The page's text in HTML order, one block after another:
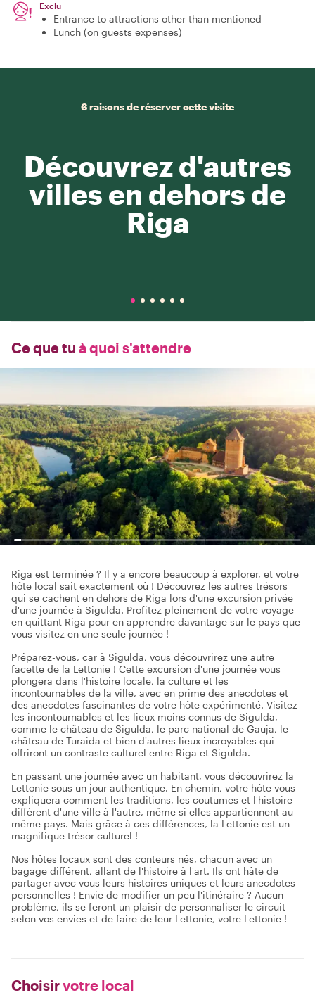
Exclu
Entrance to attractions other than mentioned
Lunch (on guests expenses)
6 raisons de réserver cette visite
Découvrez d'autres
villes en dehors de
Riga
Ce que tu à quoi s'attendre
Riga est terminée ? Il y a encore beaucoup à explorer, et votre
hôte local sait exactement où ! Découvrez les autres trésors
qui se cachent en dehors de Riga lors d'une excursion privée
d'une journée à Sigulda. Profitez pleinement de votre voyage
en quittant Riga pour en apprendre davantage sur le pays que
vous visitez en une seule journée !
Préparez-vous, car à Sigulda, vous découvrirez une autre
facette de la Lettonie ! Cette excursion d'une journée vous
plongera dans l'histoire locale, la culture et les
incontournables de la ville, avec en prime des anecdotes et
des anecdotes fascinantes de votre hôte expérimenté. Visitez
les incontournables et les lieux moins connus de Sigulda,
comme le château de Sigulda, le parc national de Gauja, le
château de Turaida et bien d'autres lieux incroyables qui
offriront un contraste culturel entre Riga et Sigulda.
En passant une journée avec un habitant, vous découvrirez la
Lettonie sous un jour authentique. En chemin, votre hôte vous
expliquera comment les traditions, les coutumes et l'histoire
diffèrent d'une ville à l'autre, même si elles appartiennent au
même pays. Mais grâce à ces différences, la Lettonie est un
magnifique trésor culturel !
Nos hôtes locaux sont des conteurs nés, chacun avec un
bagage différent, allant de l'histoire à l'art. Ils ont hâte de
partager avec vous leurs histoires uniques et leurs anecdotes
personnelles ! Envie de modifier un peu l'itinéraire ? Aucun
problème, ils se feront un plaisir de personnaliser le circuit
selon vos envies et de faire de leur Lettonie, votre Lettonie !
Choisirvotre local